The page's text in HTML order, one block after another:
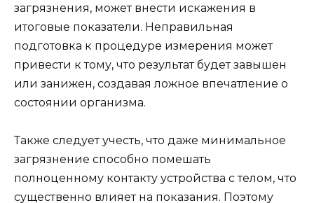
загрязнения, может внести искажения в
итоговые показатели. Неправильная
подготовка к процедуре измерения может
привести к тому, что результат будет завышен
или занижен, создавая ложное впечатление о
состоянии организма.
Также следует учесть, что даже минимальное
загрязнение способно помешать
полноценному контакту устройства с телом, что
существенно влияет на показания. Поэтому